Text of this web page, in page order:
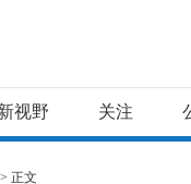
视野 关注
> 正文